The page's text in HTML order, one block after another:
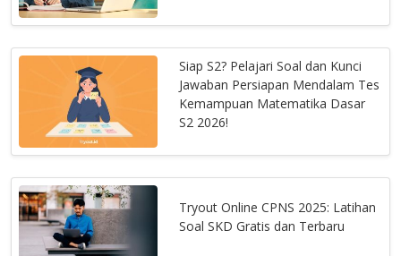
Siap S2? Pelajari Soal dan Kunci
Jawaban Persiapan Mendalam Tes
Kemampuan Matematika Dasar
S2 2026!
Tryout Online CPNS 2025: Latihan
Soal SKD Gratis dan Terbaru